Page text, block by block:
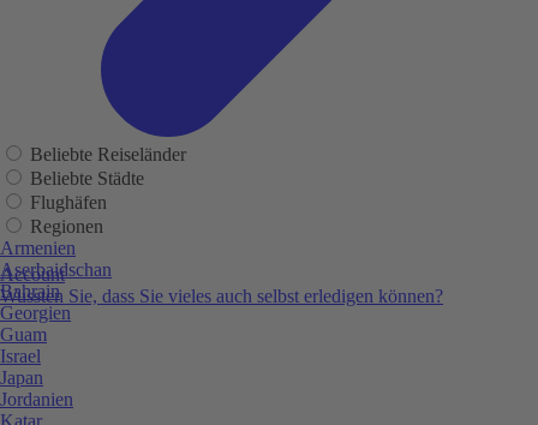
Account
Wussten Sie, dass Sie vieles auch selbst erledigen können?
Beliebte Reiseländer
Beliebte Städte
Flughäfen
Regionen
Armenien
Aserbaidschan
Bahrain
Georgien
Guam
Israel
Japan
Jordanien
Katar